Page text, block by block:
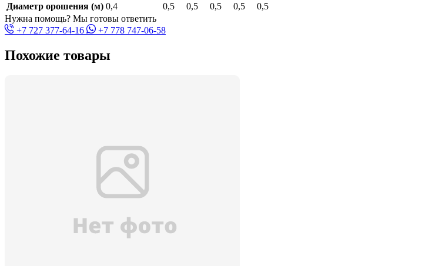
Диаметр орошения (м) 0,4 0,5 0,5 0,5 0,5
0,5
Нужна помощь? Мы готовы ответить
+7 727 377-64-16
+7 778 747-06-58
Похожие товары